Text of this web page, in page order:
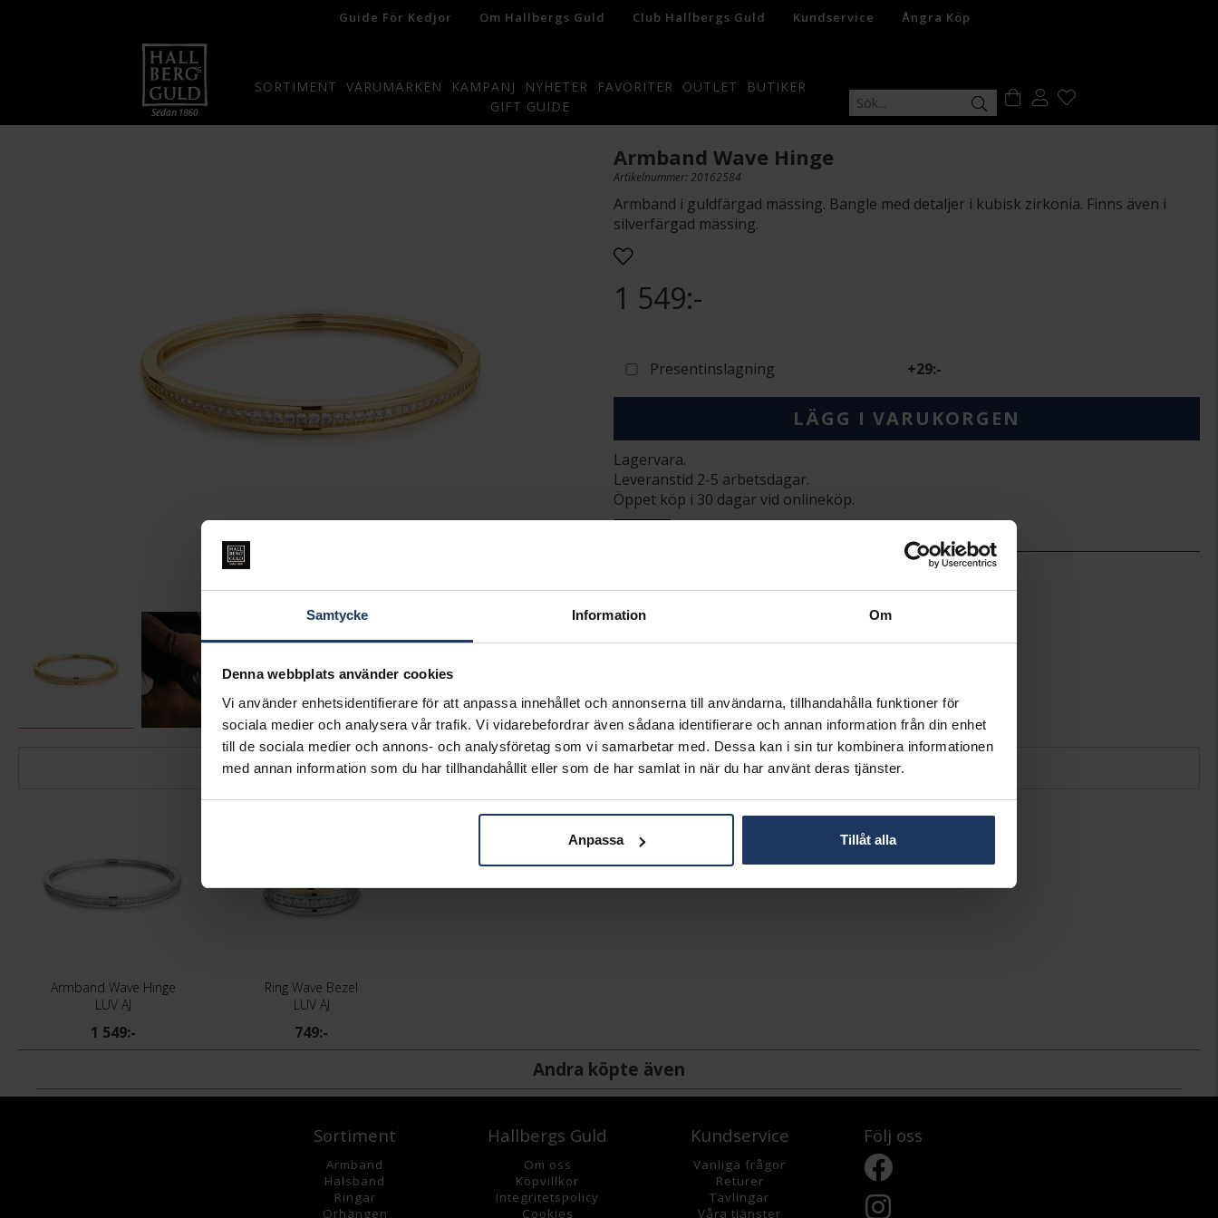
Samtycke Information Om
Denna webbplats använder cookies
Vi använder enhetsidentifierare för att anpassa innehållet och annonserna till användarna, tillhandahålla funktioner för
sociala medier och analysera vår trafik. Vi vidarebefordrar även sådana identifierare och annan information från din enhet
till de sociala medier och annons- och analysföretag som vi samarbetar med. Dessa kan i sin tur kombinera informationen
med annan information som du har tillhandahållit eller som de har samlat in när du har använt deras tjänster.
Anpassa Tillåt alla
Guide För Kedjor Om Hallbergs Guld Club Hallbergs Guld Kundservice Ångra Köp
SORTIMENT VARUMÄRKEN KAMPANJ NYHETER FAVORITER OUTLET
BUTIKER
GIFT GUIDE
Armband Wave Hinge
Artikelnummer: 20162584
Armband i guldfärgad mässing. Bangle med detaljer i kubisk zirkonia. Finns även i
silverfärgad mässing.
1 549:-
Presentinslagning +29:-
LÄGG I VARUKORGEN
Lagervara.
Leveranstid 2-5 arbetsdagar.
Öppet köp i 30 dagar vid onlineköp.
48mm * 58mm * 6mm
VARUMÄRKE
Luv Aj
MODELL
Wave Hinge
Matchande produkter och andra varianter
Armband Wave Hinge
LUV AJ
1 549:-
Ring Wave Bezel
LUV AJ
749:-
Andra köpte även
Sortiment
Armband
Halsband
Ringar
Örhängen
Hallbergs Guld
Om oss
Köpvillkor
Integritetspolicy
Cookies
Kundservice
Vanliga frågor
Returer
Tävlingar
Våra tjänster
Följ oss